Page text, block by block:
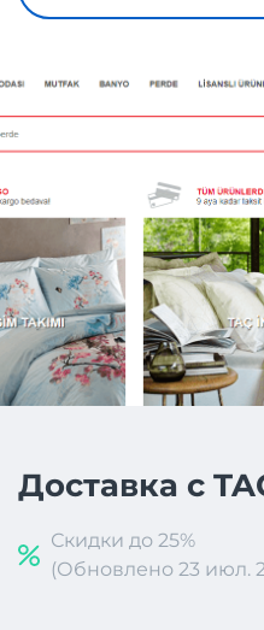
Доставка с
Скидки до 25%
(Обновлено 23 июл.